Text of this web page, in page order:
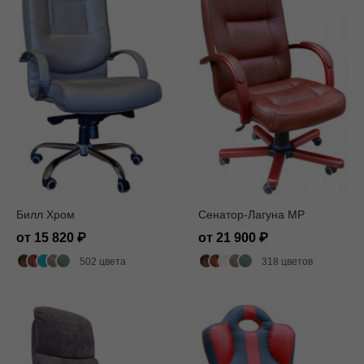
Билл Хром
от 15 820
502 цвета
Сенатор-Лагуна MP
от 21 900
318 цветов